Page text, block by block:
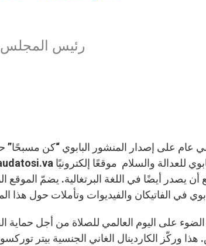
رئيس المجلس
أن يصدر أيضًا في اللغة البرتغالية. يضمّ
في الفاتيكان والفيديوات وتأملات حول هذا
على اليوم العالمي للصلاة من أجل حماية
هذا وركّز الكاردينال الغاني الجنسية بيتر